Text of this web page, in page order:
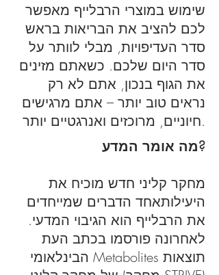
שימוש במוצרי הרבלייף מאפשר
לכם להציב את הבריאות בראש
סדר העדיפויות, מבלי לוותר על
סדר היום שלכם. כשאתם מזינים
את הגוף בנכון, אתם לא רק
נראים טוב יותר – אתם מרגישים
חיוניים, מרוכזים ואנרגטיים יותר.
מה אומר המדע?
מחקר קליני חדש מוכיח את
היעילותאחד הדברים שמייחדים
את הרבלייף הוא הגיבוי המדעי.
לאחרונה פורסמו בכתב העת
הבינלאומי Metabolites תוצאות